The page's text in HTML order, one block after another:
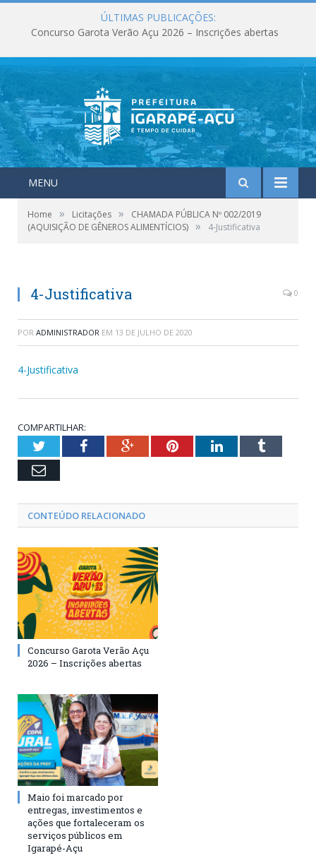
ÚLTIMAS PUBLICAÇÕES:
Concurso Garota Verão Açu 2026 – Inscrições abertas
MENU
Home » Licitações »
CHAMADA PÚBLICA Nº 002/2019
(AQUISIÇÃO DE GÊNEROS ALIMENTÍCIOS) » 4-Justificativa
4-Justificativa 0
POR ADMINISTRADOR EM 13 DE JULHO DE 2020
4-Justificativa
COMPARTILHAR:
TwitterFacebookGoogle+PinterestLinkedInTumblr
Email
CONTEÚDO RELACIONADO
Concurso Garota Verão Açu
2026 – Inscrições abertas
Maio foi marcado por
entregas, investimentos e
ações que fortaleceram os
serviços públicos em
Igarapé-Açu